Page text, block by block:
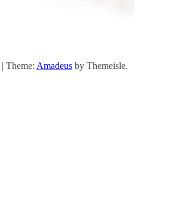
| Theme: Amadeus by Themeisle.